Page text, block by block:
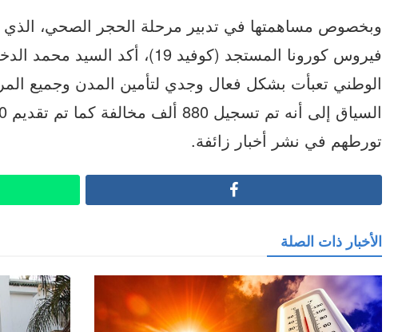
وبخصوص مساهمتها في تدبير مرحلة الحجر الصحي،
فيروس كورونا المستجد (كوفيد 19)،
الوطني تعبأت بشكل فعال وجدي لتأمين المدن وجميع
تورطهم في نشر أخبار زائفة.
الأخبار ذات الصلة